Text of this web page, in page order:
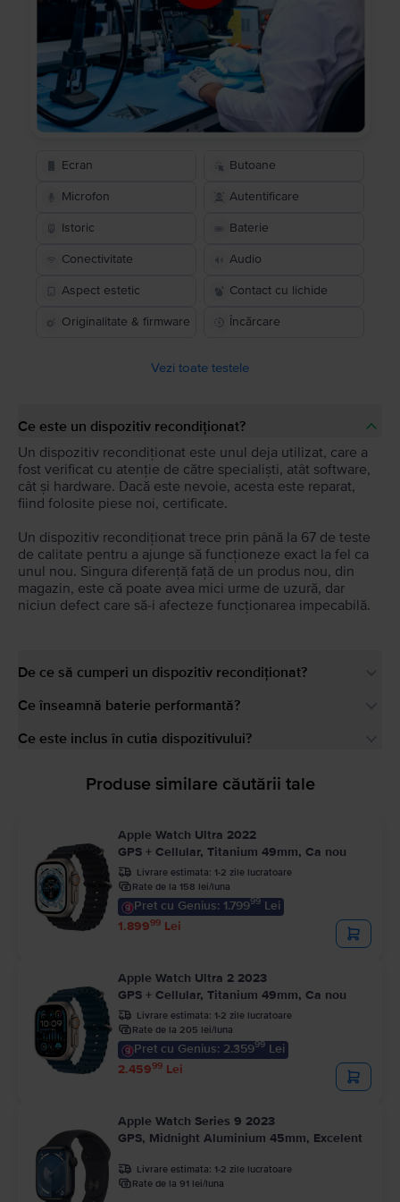
Ecran Butoane
Microfon Autentificare
Istoric Baterie
Conectivitate Audio
Aspect estetic Contact cu lichide
Originalitate & firmware Încărcare
Vezi toate testele
Ce este un dispozitiv recondiționat?
Un dispozitiv recondiționat este unul deja utilizat, care a
fost verificat cu atenție de către specialiști, atât software,
cât și hardware. Dacă este nevoie, acesta este reparat,
fiind folosite piese noi, certificate.
Un dispozitiv recondiționat trece prin până la 67 de teste
de calitate pentru a ajunge să funcționeze exact la fel ca
unul nou. Singura diferență față de un produs nou, din
magazin, este că poate avea mici urme de uzură, dar
niciun defect care să-i afecteze funcționarea impecabilă.
De ce să cumperi un dispozitiv recondiționat?
Ce înseamnă baterie performantă?
Ce este inclus în cutia dispozitivului?
Produse similare căutării tale
Apple Watch Ultra 2022
GPS + Cellular, Titanium 49mm, Ca nou
Livrare estimata: 1-2 zile lucratoare
Rate de la 158 lei/luna
Pret cu Genius: 1.79999 Lei
1.89999 Lei
Apple Watch Ultra 2 2023
GPS + Cellular, Titanium 49mm, Ca nou
Livrare estimata: 1-2 zile lucratoare
Rate de la 205 lei/luna
Pret cu Genius: 2.35999 Lei
2.45999 Lei
Apple Watch Series 9 2023
GPS, Midnight Aluminium 45mm, Excelent
Livrare estimata: 1-2 zile lucratoare
Rate de la 91 lei/luna